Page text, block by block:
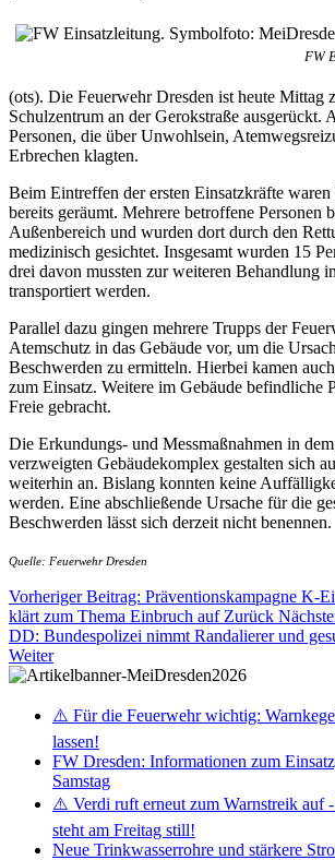
FW
(ots). Die Feuerwehr Dresden ist heute Mittag
Schulzentrum an der Gerokstraße ausgerückt.
Personen, die über Unwohlsein,
Erbrechen klagten.
Beim Eintreffen der ersten Einsatzkräfte waren
bereits geräumt. Mehrere betroffene Personen
Außenbereich und wurden dort durch den
medizinisch gesichtet. Insgesamt wurden 15
drei davon mussten zur weiteren Behandlung
transportiert werden.
Parallel dazu gingen mehrere Trupps der
Atemschutz in das Gebäude vor, um die
Beschwerden zu ermitteln. Hierbei kamen
zum Einsatz. Weitere im Gebäude befindliche
Freie gebracht.
Die Erkundungs- und Messmaßnahmen in
verzweigten Gebäudekomplex gestalten sich
weiterhin an. Bislang konnten keine
werden. Eine abschließende Ursache für die
Beschwerden lässt sich derzeit nicht benennen.
Quelle: Feuerwehr Dresden
Vorheriger Beitrag: Präventionskampagne K-
klärt zum Thema Einbruch auf Zurück
DD: Bundespolizei nimmt Randalierer und
Weiter
⚠️ Für die Feuerwehr wichtig:
lassen!
FW Dresden: Informationen zum
Samstag
⚠️ Verdi ruft erneut zum Warnstreik auf
steht am Freitag still!
Neue Trinkwasserrohre und stärkere